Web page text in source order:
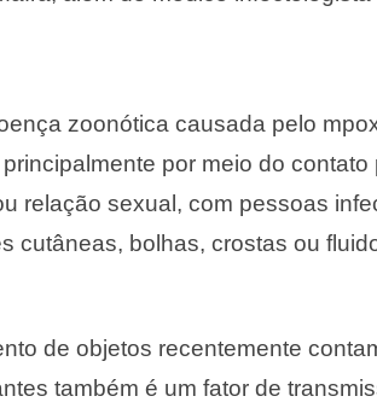
zoonótica causada pelo
por meio do
relação sexual, com pessoas
cutâneas, bolhas, crostas ou
de objetos recentemente
também é um fator de